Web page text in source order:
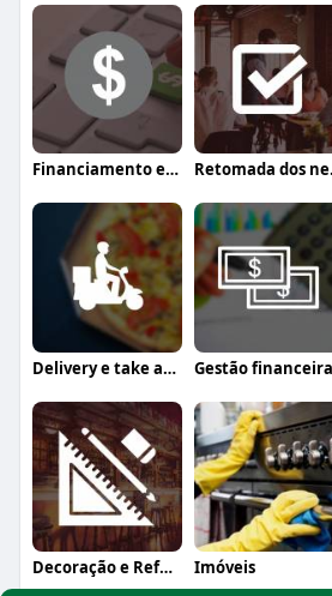
Financiamento e crédito
Delivery e take away Gestão financeira
Decoração e Reforma Imóveis